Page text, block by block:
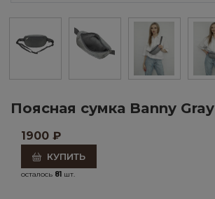
Поясная сумка Banny Gray
1900 ₽
КУПИТЬ
осталось 81 шт.